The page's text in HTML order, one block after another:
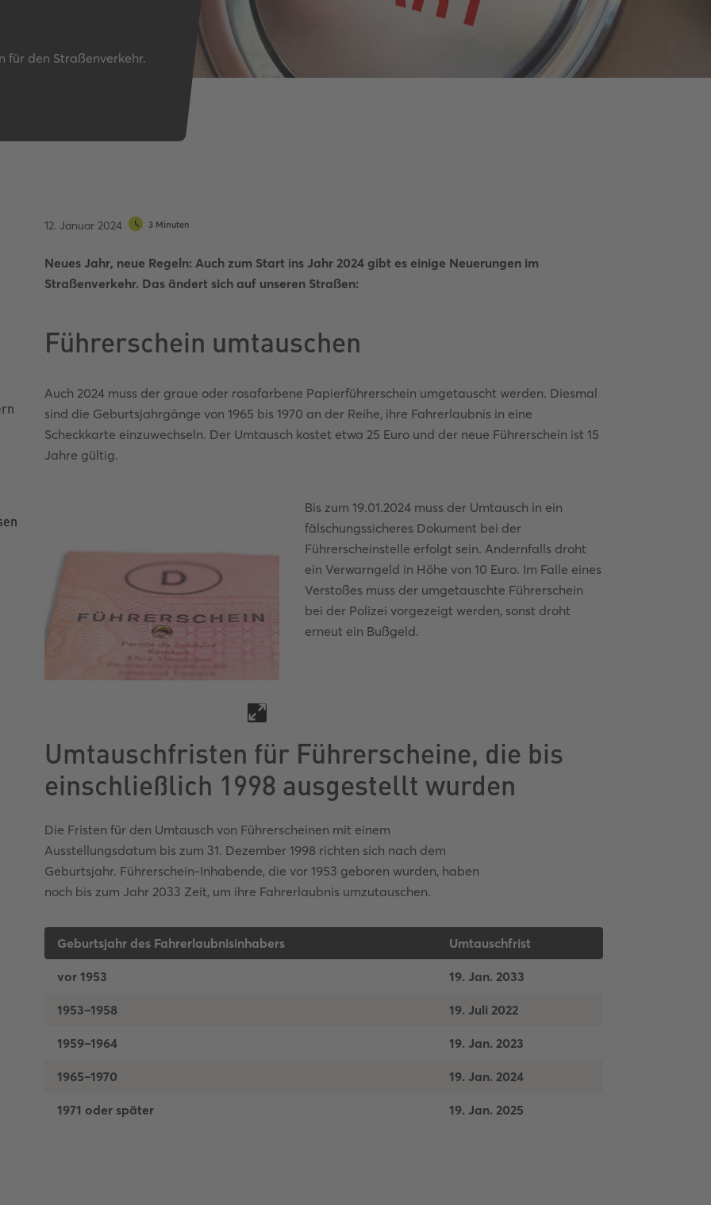
Pkw-Fahrrad-Quiz
Verkehrszeichen-Quiz
für den Straßenverkehr.
12. Januar 2024 3 Minuten
Neues Jahr, neue Regeln: Auch zum Start ins Jahr 2024 gibt es einige Neuerungen im
Straßenverkehr. Das ändert sich auf unseren Straßen:
Führerschein umtauschen
Auch 2024 muss der graue oder rosafarbene Papierführerschein umgetauscht werden. Diesmal
sind die Geburtsjahrgänge von 1965 bis 1970 an der Reihe, ihre Fahrerlaubnis in eine
Scheckkarte einzuwechseln. Der Umtausch kostet etwa 25 Euro und der neue Führerschein ist 15
Jahre gültig.
Bis zum 19.01.2024 muss der Umtausch in ein
fälschungssicheres Dokument bei der
Führerscheinstelle erfolgt sein. Andernfalls droht
ein Verwarngeld in Höhe von 10 Euro. Im Falle eines
Verstoßes muss der umgetauschte Führerschein
bei der Polizei vorgezeigt werden, sonst droht
erneut ein Bußgeld.
Umtauschfristen für Führerscheine, die bis
einschließlich 1998 ausgestellt wurden
Die Fristen für den Umtausch von Führerscheinen mit einem
Ausstellungsdatum bis zum 31. Dezember 1998 richten sich nach dem
Geburtsjahr. Führerschein-Inhabende, die vor 1953 geboren wurden, haben
noch bis zum Jahr 2033 Zeit, um ihre Fahrerlaubnis umzutauschen.
Geburtsjahr des Fahrerlaubnisinhabers Umtauschfrist
vor 1953 19. Jan. 2033
1953–1958 19. Juli 2022
1959–1964 19. Jan. 2023
1965–1970 19. Jan. 2024
1971 oder später 19. Jan. 2025